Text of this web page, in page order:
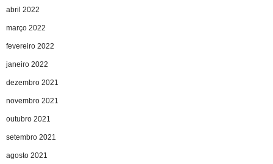
abril 2022
março 2022
fevereiro 2022
janeiro 2022
dezembro 2021
novembro 2021
outubro 2021
setembro 2021
agosto 2021